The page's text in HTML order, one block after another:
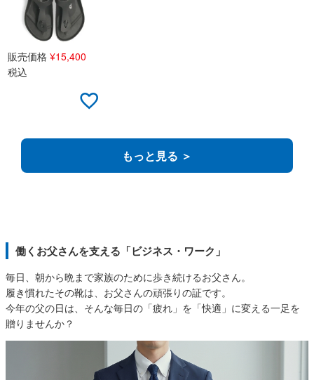
販売価格 ¥15,400
税込
もっと見る ＞
働くお父さんを支える「ビジネス・ワーク」
毎日、朝から晩まで家族のために歩き続けるお父さん。
履き慣れたその靴は、お父さんの頑張りの証です。
今年の父の日は、そんな毎日の「疲れ」を「快適」に変える一足を
贈りませんか？